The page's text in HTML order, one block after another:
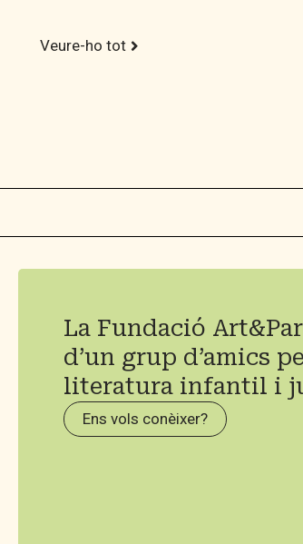
Veure-ho tot
La Fundació
d’un grup d’amics
literatura infantil i
Ens vols conèixer?